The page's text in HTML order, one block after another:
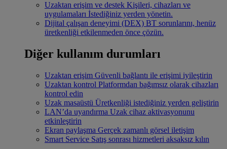
Uzaktan erişim ve destek Kişileri, cihazları ve
uygulamaları İstediğiniz yerden yönetin.
Dijital çalışan deneyimi (DEX) BT sorunlarını, henüz
üretkenliği etkilenmeden önce çözün.
Diğer kullanım durumları
Uzaktan erişim Güvenli bağlantı ile erişimi iyileştirin
Uzaktan kontrol Platformdan bağımsız olarak cihazları
kontrol edin
Uzak masaüstü Üretkenliği istediğiniz yerden geliştirin
LAN’da uyandırma Uzak cihaz aktivasyonunu
etkinleştirin
Ekran paylaşma Gerçek zamanlı görsel iletişim
Smart Service Satış sonrası hizmetleri aksaksız kılın